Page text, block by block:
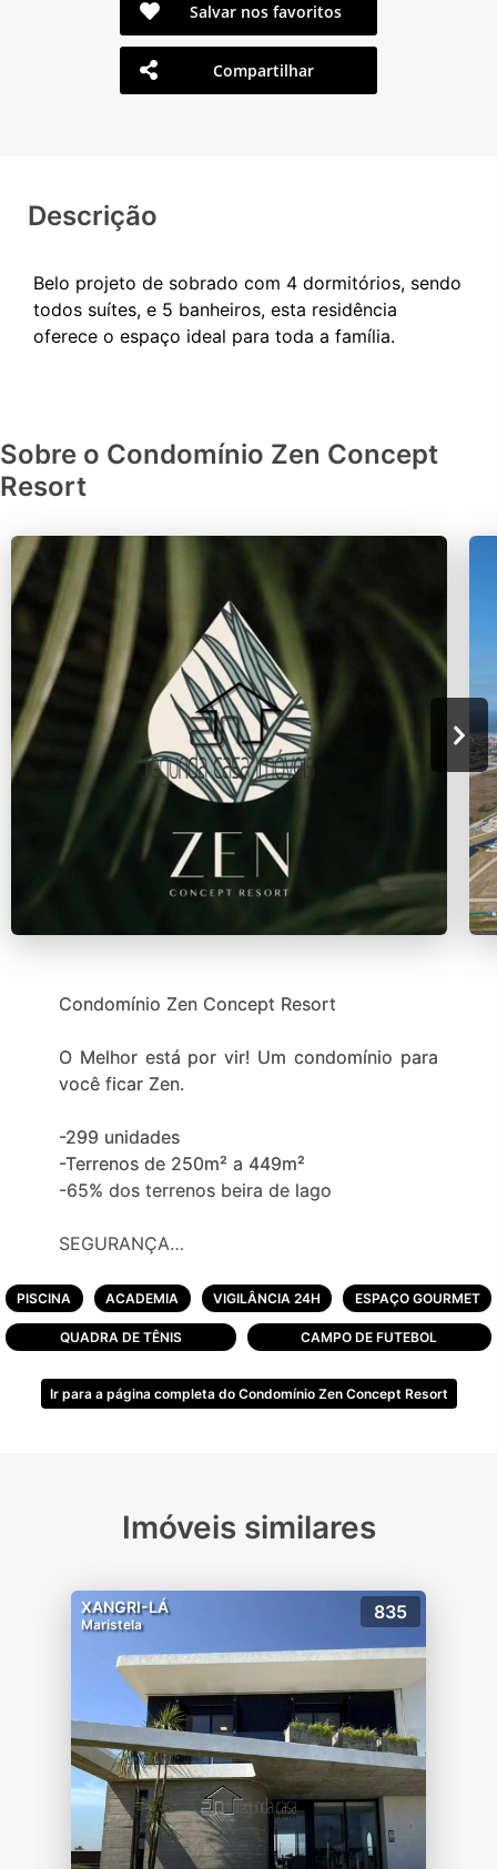
Salvar nos favoritos
Compartilhar
Descrição
Belo projeto de sobrado com 4 dormitórios, sendo
todos suítes, e 5 banheiros, esta residência
Sobre o Condomínio Zen Concept
Resort
Condomínio Zen Concept Resort
O Melhor está por vir! Um condomínio para
você ficar Zen.
-299 unidades
-Terrenos de 250m² a 449m²
-65% dos terrenos beira de lago
SEGURANÇA
-Cancelas e guarita blindada
-Portões eletrônicos
-Projeto de segurança
CLUBE
-Piscina indoor
-2 espaços gourmet
-Fitness
-Lounge mirante
ESPORTES
-Quadra de tênis coberta com piso de
saibro
-Quadra de tênis descoberta com piso
rápido
-2 quadras de beach tennis
PISCINA ACADEMIA VIGILÂNCIA 24H ESPAÇO GOURMET
QUADRA DE TÊNIS CAMPO DE FUTEBOL
Ir para a página completa do Condomínio Zen Concept Resort
Imóveis similares
XANGRI-LÁ
Maristela
835